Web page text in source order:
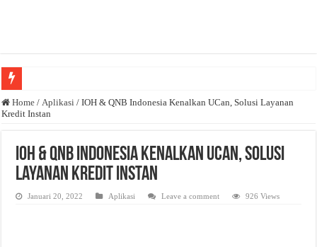
Anda butuh promosi usaha? Kontak ke Email redaksi@bisnisnasional.com
Dibutuhkan Marketing. Lamaran di-email ke redaksi@bisnisnasional.com
Home / Aplikasi / IOH & QNB Indonesia Kenalkan UCan, Solusi Layanan
Kredit Instan
IOH & QNB Indonesia Kenalkan UCan, Solusi
Layanan Kredit Instan
Januari 20, 2022 Aplikasi Leave a comment 926 Views